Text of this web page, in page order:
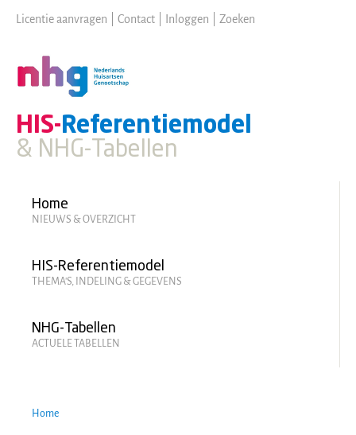
content
Licentie aanvragen Contact Inloggen Zoeken
HIS-Referentiemodel
& NHG-Tabellen
Home
NIEUWS & OVERZICHT
HIS-Referentiemodel
THEMA'S, INDELING & GEGEVENS
NHG-Tabellen
ACTUELE TABELLEN
Home